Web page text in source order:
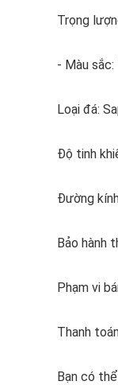
Trọng
- Màu sắc:
Loại đá:
Độ tinh
Đường
Bảo hành
Phạm vi
Thanh
Bạn có